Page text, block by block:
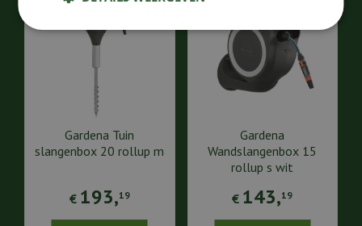
Gardena Tuin
slangenbox 20 rollup m
€ 193,19
Gardena
Wandslangenbox 15
rollup s wit
€ 143,19